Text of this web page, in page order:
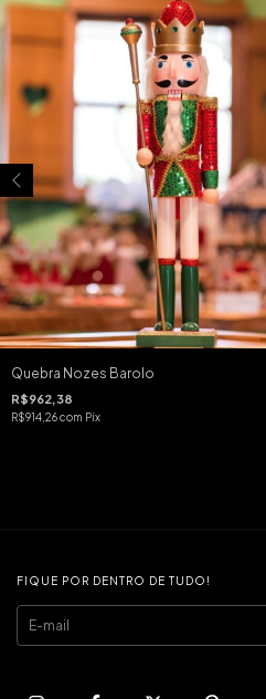
Quebra Nozes Barolo
R$962,38
R$914,26com Pix
FIQUE POR DENTRO DE TUDO!